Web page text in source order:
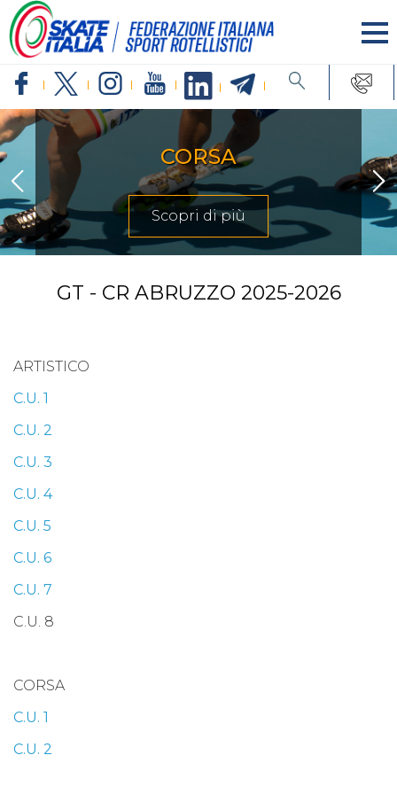
CORSA
Scopri di più
GT - CR ABRUZZO 2025-2026
ARTISTICO
C.U. 1
C.U. 2
C.U. 3
C.U. 4
C.U. 5
C.U. 6
C.U. 7
C.U. 8
CORSA
C.U. 1
C.U. 2